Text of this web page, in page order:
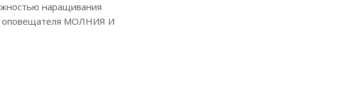
наращивания
оповещателя МОЛНИЯ И